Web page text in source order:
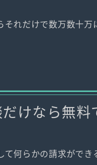
それだけで数万数十万
けなら無料
て何らかの請求がで